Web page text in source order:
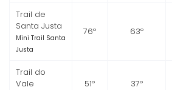
Trail de
Santa Justa
Mini Trail Santa
Justa
76º 63º
Trail do
Vale
51º 37º